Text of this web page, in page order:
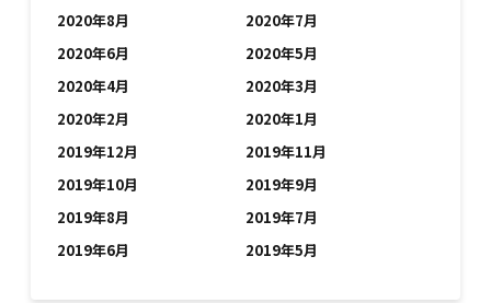
2020年8月
2020年7月
2020年6月
2020年5月
2020年4月
2020年3月
2020年2月
2020年1月
2019年12月
2019年11月
2019年10月
2019年9月
2019年8月
2019年7月
2019年6月
2019年5月